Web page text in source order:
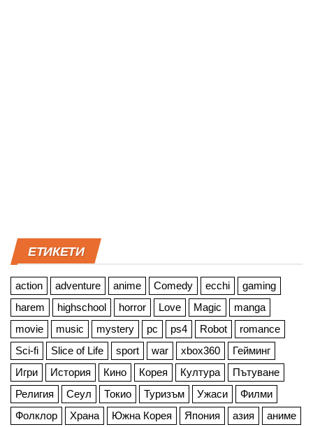
ЕТИКЕТИ
action adventure anime Comedy ecchi
gaming
harem
highschool horror Love Magic
manga
movie
music mystery pc ps4 Robot
romance
Sci-fi
Slice of Life sport war xbox360
Гейминг
Игри
История Кино Корея Култура
Пътуване
Религия
Сеул Токио Туризъм Ужаси
Филми
Фолклор
Храна Южна Корея Япония азия аниме